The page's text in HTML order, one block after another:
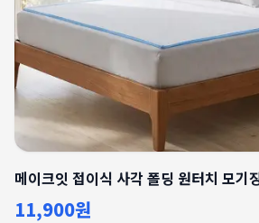
메이크잇 접이식 사각 폴딩 원터치 모기
11,900원